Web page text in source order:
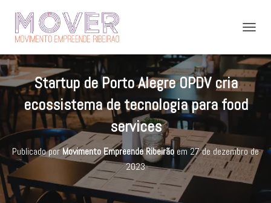
T
E
R
N
A
V
E
A
Startup de Porto Alegre OPDV cria
ecossistema de tecnologia para food
services
Publicado porMovimento Empreende Ribeirãoem27 de dezembro de
2023